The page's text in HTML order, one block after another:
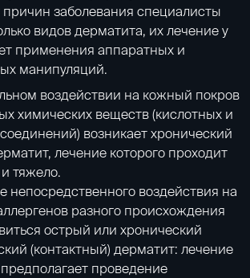
причин заболевания специалисты
видов дерматита, их лечение у
применения аппаратных и
манипуляций.
воздействии на кожный покров
химических веществ (кислотных и
возникает хронический
лечение которого проходит
тяжело.
непосредственного воздействия на
разного происхождения
острый или хронический
(контактный) дерматит: лечение
проведение